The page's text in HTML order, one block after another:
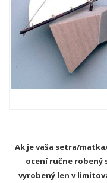
Ak je vaša setra/
ocení ručne
vyrobený len v